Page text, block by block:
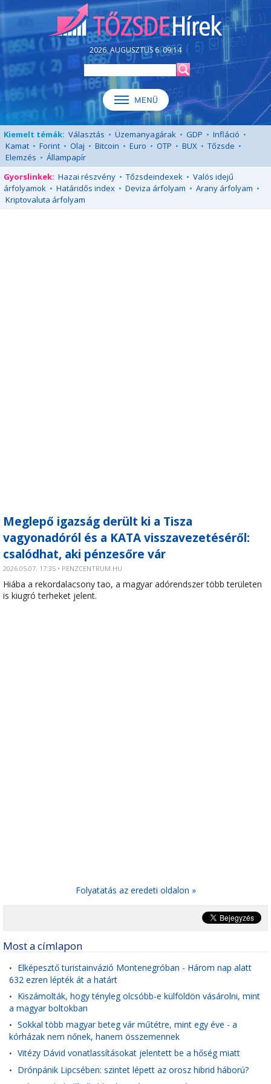
2026. AUGUSZTUS 6. 09:14
Kiemelt témák: Választás • Üzemanyagárak • GDP • Infláció •
Kamat • Forint • Olaj • Bitcoin • Euro • OTP • BUX • Tőzsde •
Elemzés • Állampapír
Gyorslinkek: Hazai részvény • Tőzsdeindexek • Valós idejű
árfolyamok • Határidős index • Deviza árfolyam • Arany árfolyam •
Kriptovaluta árfolyam
Meglepő igazság derült ki a Tisza
vagyonadóról és a KATA visszavezetéséről:
csalódhat, aki pénzesőre vár
2026.05.07. 17:35 • PENZCENTRUM.HU
Hiába a rekordalacsony tao, a magyar adórendszer több területen
is kiugró terheket jelent.
Folyatatás az eredeti oldalon »
Most a címlapon
• Elképesztő turistainvázió Montenegróban - Három nap alatt
632 ezren lépték át a határt
• Kiszámolták, hogy tényleg olcsóbb-e külföldön vásárolni, mint
a magyar boltokban
• Sokkal több magyar beteg vár műtétre, mint egy éve - a
kórházak nem nőnek, hanem összemennek
• Vitézy Dávid vonatlassításokat jelentett be a hőség miatt
• Drónpánik Lipcsében: szintet lépett az orosz hibrid háború?